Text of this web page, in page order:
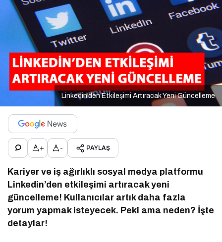
Linkedin’den Etkileşimi Artıracak Yeni Güncelleme
+ - PAYLAŞ
Kariyer ve iş ağırlıklı sosyal medya platformu
Linkedin’den etkileşimi artıracak yeni
güncelleme! Kullanıcılar artık daha fazla
yorum yapmak isteyecek. Peki ama neden? İşte
detaylar!